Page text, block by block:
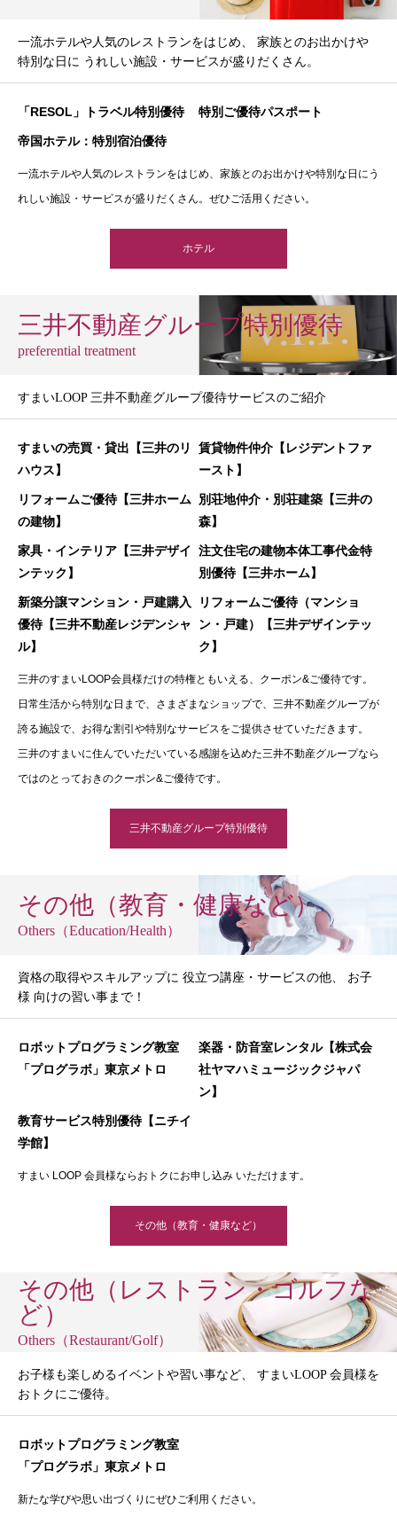
一流ホテルや人気のレストランをはじめ、 家族とのお出かけや
特別な日に うれしい施設・サービスが盛りだくさん。
「RESOL」トラベル特別優待 特別ご優待パスポート
帝国ホテル：特別宿泊優待
一流ホテルや人気のレストランをはじめ、家族とのお出かけや特別な日にう
れしい施設・サービスが盛りだくさん。ぜひご活用ください。
ホテル
三井不動産グループ特別優待
preferential treatment
すまいLOOP 三井不動産グループ優待サービスのご紹介
すまいの売買・貸出【三井のリ
ハウス】
賃貸物件仲介【レジデントファ
ースト】
リフォームご優待【三井ホーム
の建物】
別荘地仲介・別荘建築【三井の
森】
家具・インテリア【三井デザイ
ンテック】
注文住宅の建物本体工事代金特
別優待【三井ホーム】
新築分譲マンション・戸建購入
優待【三井不動産レジデンシャ
ル】
リフォームご優待（マンショ
ン・戸建）【三井デザインテッ
ク】
三井のすまいLOOP会員様だけの特権ともいえる、クーポン&ご優待です。
日常生活から特別な日まで、さまざまなショップで、三井不動産グループが
誇る施設で、お得な割引や特別なサービスをご提供させていただきます。
三井のすまいに住んでいただいている感謝を込めた三井不動産グループなら
ではのとっておきのクーポン&ご優待です。
三井不動産グループ特別優待
その他（教育・健康など）
Others（Education/Health）
資格の取得やスキルアップに 役立つ講座・サービスの他、 お子
様 向けの習い事まで！
ロボットプログラミング教室
「プログラボ」東京メトロ
楽器・防音室レンタル【株式会
社ヤマハミュージックジャパ
ン】
教育サービス特別優待【ニチイ
学館】
すまい LOOP 会員様ならおトクにお申し込み いただけます。
その他（教育・健康など）
その他（レストラン・ゴルフな
ど）
Others（Restaurant/Golf）
お子様も楽しめるイベントや習い事など、 すまいLOOP 会員様を
おトクにご優待。
ロボットプログラミング教室
「プログラボ」東京メトロ
新たな学びや思い出づくりにぜひご利用ください。